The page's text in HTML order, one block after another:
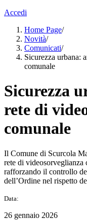
Accedi
Home Page/
Novità/
Comunicati/
Sicurezza urbana:
comunale
Sicurezza
rete di
comunale
Il Comune di Scurcola
rete di videosorveglianza
rafforzando il controllo
dell’Ordine nel rispetto
Data:
26 gennaio 2026